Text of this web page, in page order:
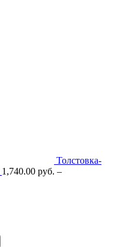
Толстовка-
1,740.00 руб. –